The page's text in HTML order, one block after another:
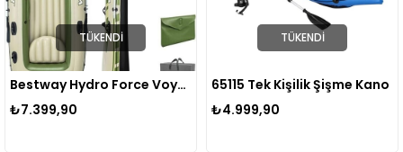
TÜKENDI
Bestway Hydro Force Voyager X4 Şişme Lastik Bot 65156
₺7.399,90
TÜKENDI
65115 Tek Kişilik Şişme Kano
₺4.999,90